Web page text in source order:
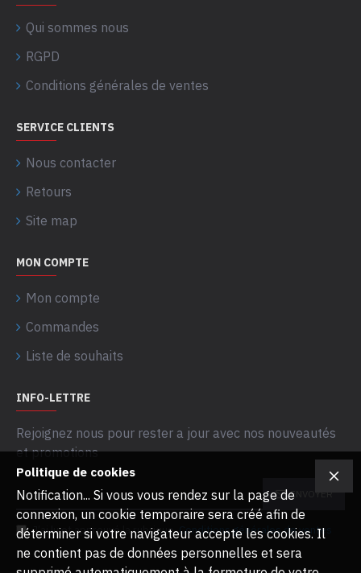
Qui sommes nous
RGPD
Conditions générales de ventes
SERVICE CLIENTS
Nous contacter
Retours
Site map
MON COMPTE
Mon compte
Commandes
Liste de souhaits
INFO-LETTRE
Rejoignez nous pour rester a jour avec nos nouveautés
et promotions
ENVOYER
J’ai lu et approuvé la rubrique Conditions générales de ventes
Politique de cookies
Notification... Si vous vous rendez sur la page de
connexion, un cookie temporaire sera créé afin de
déterminer si votre navigateur accepte les cookies. Il
ne contient pas de données personnelles et sera